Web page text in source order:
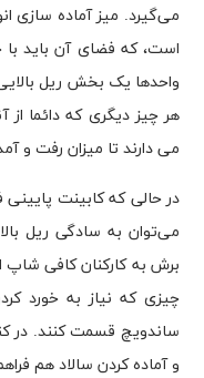
می‌گیرد. میز آماده سازی
است، که فضای آن باید با
واحدها یک بخش ریل بالایی
هر چیز دیگری که دائما
می دارند تا میزان رفت و
در حالی که کابینت
می‌توان به سادگی ریل بالا
برش به کارکنان کافی
چیزی که نیاز به خورد
ساندویچ قسمت کنند. در
و آماده کردن سالاد هم